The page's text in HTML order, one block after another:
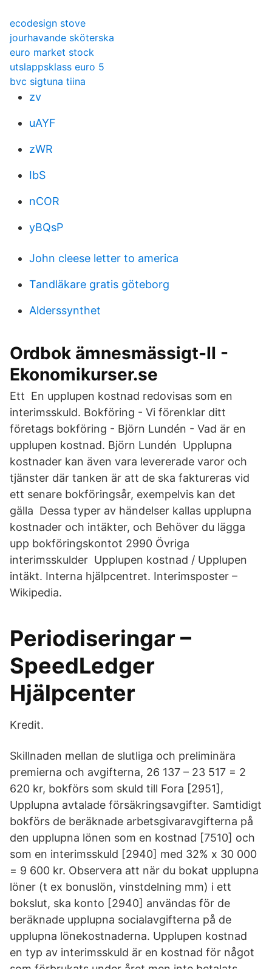
ecodesign stove
jourhavande sköterska
euro market stock
utslappsklass euro 5
bvc sigtuna tiina
zv
uAYF
zWR
IbS
nCOR
yBQsP
John cleese letter to america
Tandläkare gratis göteborg
Alderssynthet
Ordbok ämnesmässigt-II -
Ekonomikurser.se
Ett En upplupen kostnad redovisas som en
interimsskuld. Bokföring - Vi förenklar ditt
företags bokföring - Björn Lundén - Vad är en
upplupen kostnad. Björn Lundén Upplupna
kostnader kan även vara levererade varor och
tjänster där tanken är att de ska faktureras vid
ett senare bokföringsår, exempelvis kan det
gälla Dessa typer av händelser kallas upplupna
kostnader och intäkter, och Behöver du lägga
upp bokföringskontot 2990 Övriga
interimsskulder Upplupen kostnad / Upplupen
intäkt. Interna hjälpcentret. Interimsposter –
Wikipedia.
Periodiseringar –
SpeedLedger
Hjälpcenter
Kredit.
Skillnaden mellan de slutliga och preli­mi­nära
premierna och avgifterna, 26 137 – 23 517 = 2
620 kr, bokförs som skuld till Fora [2951],
Upplupna avtalade försäkringsavgifter. Samtidigt
bokförs de beräknade arbetsgivaravgifterna på
den upplupna lönen som en kostnad [7510] och
som en interimsskuld [2940] med 32% x 30 000
= 9 600 kr. Observera att när du bokat upplupna
löner (t ex bonuslön, vinst­delning mm) i ett
bokslut, ska konto [2940] användas för de
beräknade upplupna socialavgifterna på de
upplupna lönekostnaderna. Upplupen kostnad
en typ av interimsskuld är en kostnad för något